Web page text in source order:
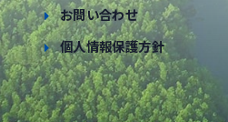
お問い合わせ
個人情報保護方針